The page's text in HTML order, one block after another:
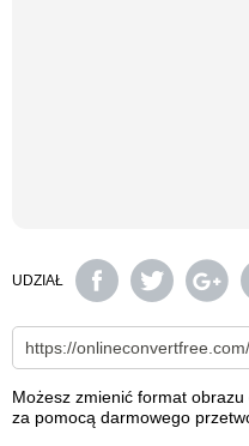
UDZIAŁ
Możesz zmienić format
za pomocą darmowego